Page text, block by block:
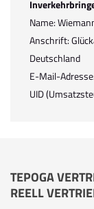
Name:
Anschrift:
Deutschland
E-Mail-
UID
TEPOGA
REELL